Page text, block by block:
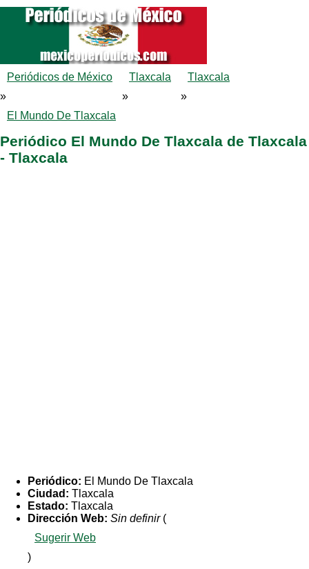
Periódicos de México
»
Tlaxcala
»
Tlaxcala
»
El Mundo De Tlaxcala
Periódico El Mundo De Tlaxcala de Tlaxcala
- Tlaxcala
Periódico: El Mundo De Tlaxcala
Ciudad: Tlaxcala
Estado: Tlaxcala
Dirección Web: Sin definir(
Sugerir Web
)